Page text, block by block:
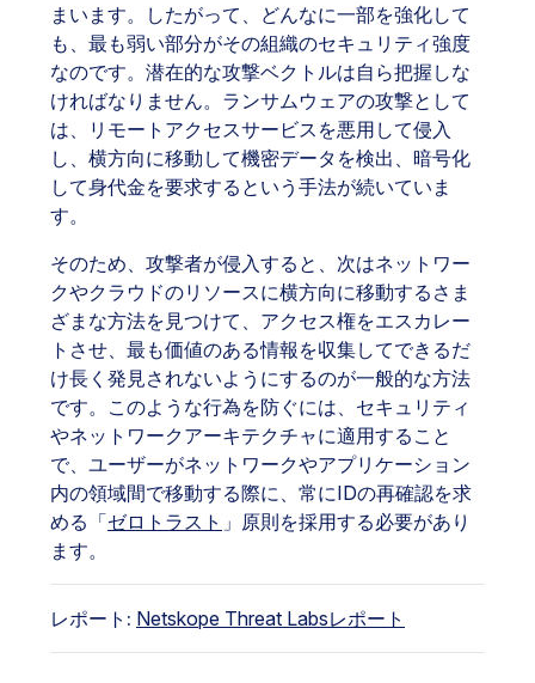
まいます。したがって、どんなに一部を強化して
も、最も弱い部分がその組織のセキュリティ強度
なのです。潜在的な攻撃ベクトルは自ら把握しな
ければなりません。ランサムウェアの攻撃として
は、リモートアクセスサービスを悪用して侵入
し、横方向に移動して機密データを検出、暗号化
して身代金を要求するという手法が続いていま
す。
そのため、攻撃者が侵入すると、次はネットワー
クやクラウドのリソースに横方向に移動するさま
ざまな方法を見つけて、アクセス権をエスカレー
トさせ、最も価値のある情報を収集してできるだ
け長く発見されないようにするのが一般的な方法
です。このような行為を防ぐには、セキュリティ
やネットワークアーキテクチャに適用すること
で、ユーザーがネットワークやアプリケーション
内の領域間で移動する際に、常にIDの再確認を求
める「ゼロトラスト 」原則を採用する必要があり
ます。
レポート: Netskope Threat Labsレポート